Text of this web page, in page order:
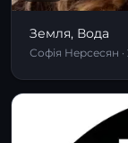
Земля, Вода
Софія Нерсесян